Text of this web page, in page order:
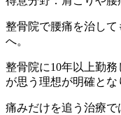
整骨院で腰痛を治し
へ。
整骨院に10年以上勤
が思う理想が明確とな
痛みだけを追う治療